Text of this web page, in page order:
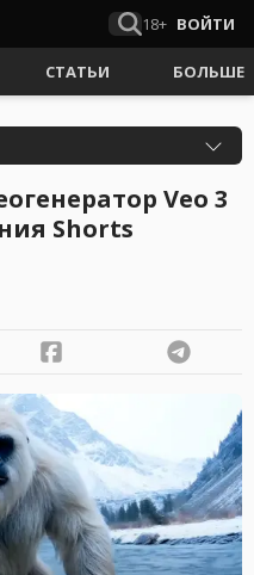
18+ ВОЙТИ
СТАТЬИ БОЛЬШЕ
Veo 3
Shorts